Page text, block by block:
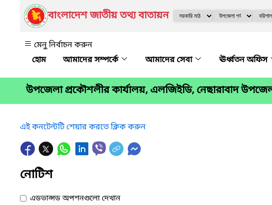
বাংলাদেশ জাতীয় তথ্য বাতায়ন
মেনু নির্বাচন করুন
আমাদের সম্পর্কে
আমাদের সেবা ঊর্ধ্বতন অফিস
উপজেলা প্রকৌশলীর কার্যালয়, এলজিইডি, নেছারাবাদ
এই কনটেন্টটি শেয়ার করতে ক্লিক করুন
নোটিশ
এডভান্সড অপশনগুলো দেখান